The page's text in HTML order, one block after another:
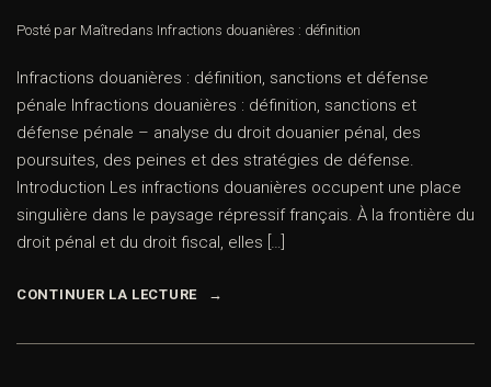
Posté par Maîtredans Infractions douanières : définition
Infractions douanières : définition, sanctions et défense
pénale Infractions douanières : définition, sanctions et
défense pénale – analyse du droit douanier pénal, des
poursuites, des peines et des stratégies de défense.
Introduction Les infractions douanières occupent une place
singulière dans le paysage répressif français. À la frontière du
droit pénal et du droit fiscal, elles […]
CONTINUER LA LECTURE